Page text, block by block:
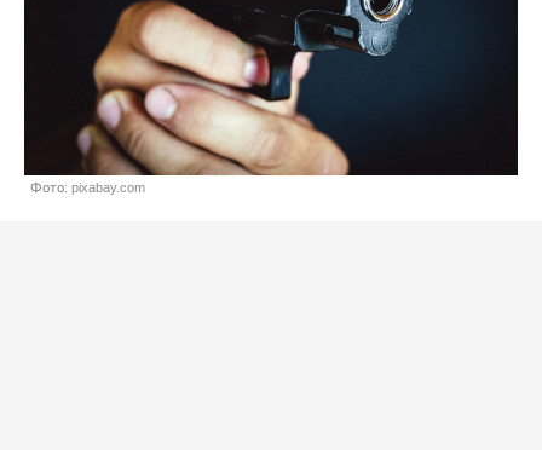
Фото: pixabay.com